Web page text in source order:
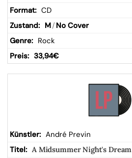
CD
M/ No Cover
Rock
33,94€
André Previn
A Midsummer Night's Dream